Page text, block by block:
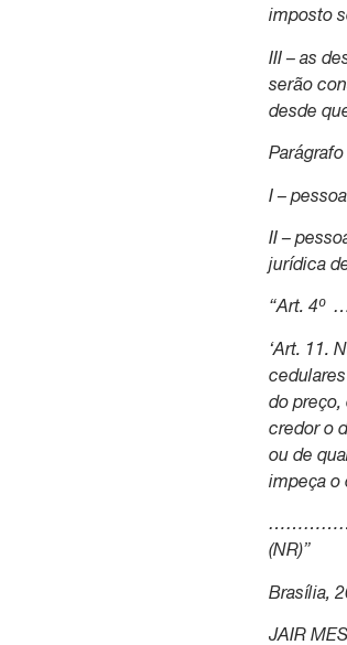
imposto
III – as
serão
desde
I –
II –
jurídica
“Art.
‘Art. 11.
do preço,
credor o
ou de
impeça o
(NR)”
Brasília,
JAIR